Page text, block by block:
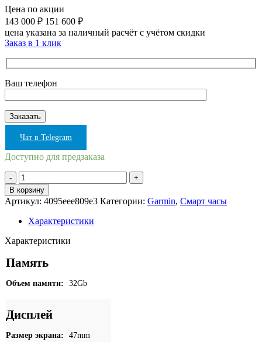
Цена по акции
143 000 ₽ 151 600 ₽
цена указана за наличный расчёт с учётом скидки
Заказ в 1 клик
Ваш телефон
Чат в Telegram
Доступно для предзаказа
Количество
товара
Часы
Garmin
Fenix
47mm
Sapphire
Graphite
и
ремешок
В корзину
Артикул: 4095eee809e3 Категории: Garmin, Смарт часы
Характеристики
Характеристики
Память
Объем памяти: 32Gb
Дисплей
Размер экрана: 47mm